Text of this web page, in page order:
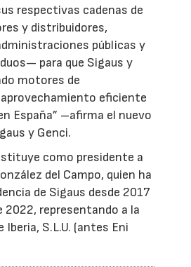
respectivas cadenas de
y distribuidores,
públicas y
para que Sigaus y
motores de
eficiente
España” –afirma el nuevo
y Genci.
como presidente a
del Campo, quien ha
de Sigaus desde 2017
2022, representando a la
Iberia, S.L.U. (antes Eni